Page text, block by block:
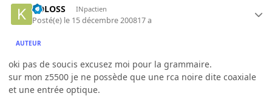
KOLOSS INpactien
Posté(e) le 15 décembre 200817 a
AUTEUR
oki pas de soucis excusez moi pour la grammaire.
sur mon z5500 je ne possède que une rca noire dite coaxiale
et une entrée optique.